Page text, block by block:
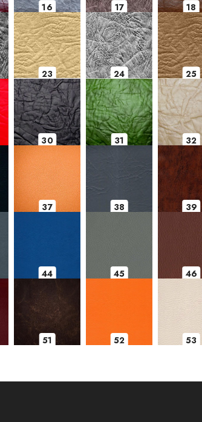
16 17 18
23 24 25
30 31 32
37 38 39
44 45 46
51 52 53